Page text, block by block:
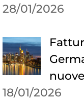
28/01/2026
18/01/2026